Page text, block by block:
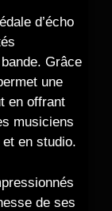
d’écho
Grâce
une
en offrant
musiciens
en studio.
de ses